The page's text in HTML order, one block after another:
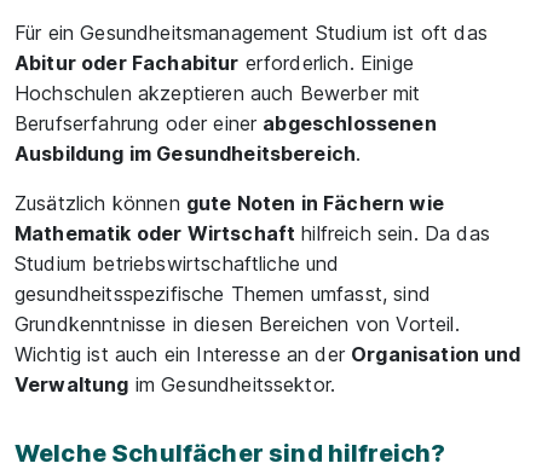
Für ein Gesundheitsmanagement Studium ist oft das
Abitur oder Fachabitur erforderlich. Einige
Hochschulen akzeptieren auch Bewerber mit
Berufserfahrung oder einer abgeschlossenen
Ausbildung im Gesundheitsbereich.
Zusätzlich können gute Noten in Fächern wie
Mathematik oder Wirtschaft hilfreich sein. Da das
Studium betriebswirtschaftliche und
gesundheitsspezifische Themen umfasst, sind
Grundkenntnisse in diesen Bereichen von Vorteil.
Wichtig ist auch ein Interesse an der Organisation und
Verwaltung im Gesundheitssektor.
Welche Schulfächer sind hilfreich?